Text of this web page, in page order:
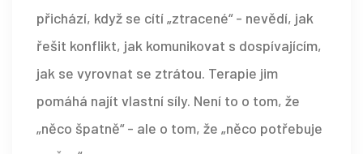
přichází, když se cítí „ztracené“ - nevědí, jak
řešit konflikt, jak komunikovat s dospívajícím,
jak se vyrovnat se ztrátou. Terapie jim
pomáhá najít vlastní síly. Není to o tom, že
„něco špatně“ - ale o tom, že „něco potřebuje